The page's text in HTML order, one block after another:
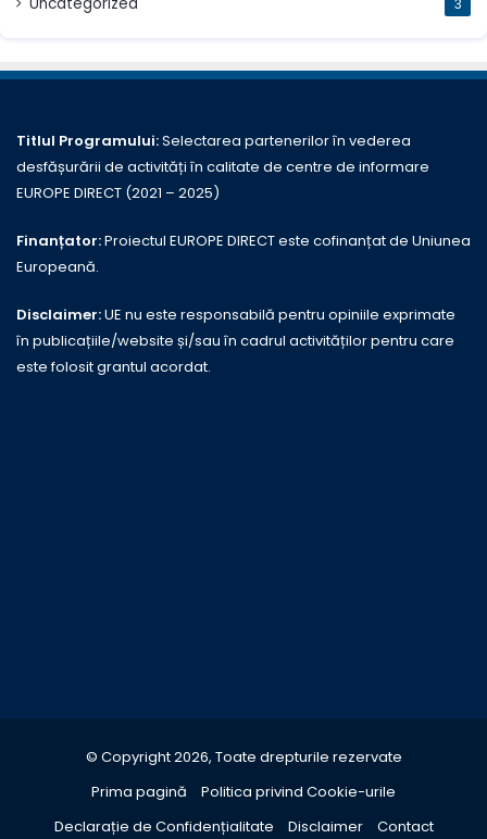
3
Titlul Programului:Selectarea partenerilor în vederea
desfășurării de activități în calitate de centre de informare
EUROPE DIRECT (2021 – 2025)
Finanțator:Proiectul EUROPE DIRECT este cofinanțat de Uniunea
Europeană.
Disclaimer:UE nu este responsabilă pentru opiniile exprimate
în publicațiile/website și/sau în cadrul activităților pentru care
este folosit grantul acordat.
© Copyright 2026, Toate drepturile rezervate
Prima pagină
Politica privind Cookie-urile
Declarație de Confidențialitate
Disclaimer Contact